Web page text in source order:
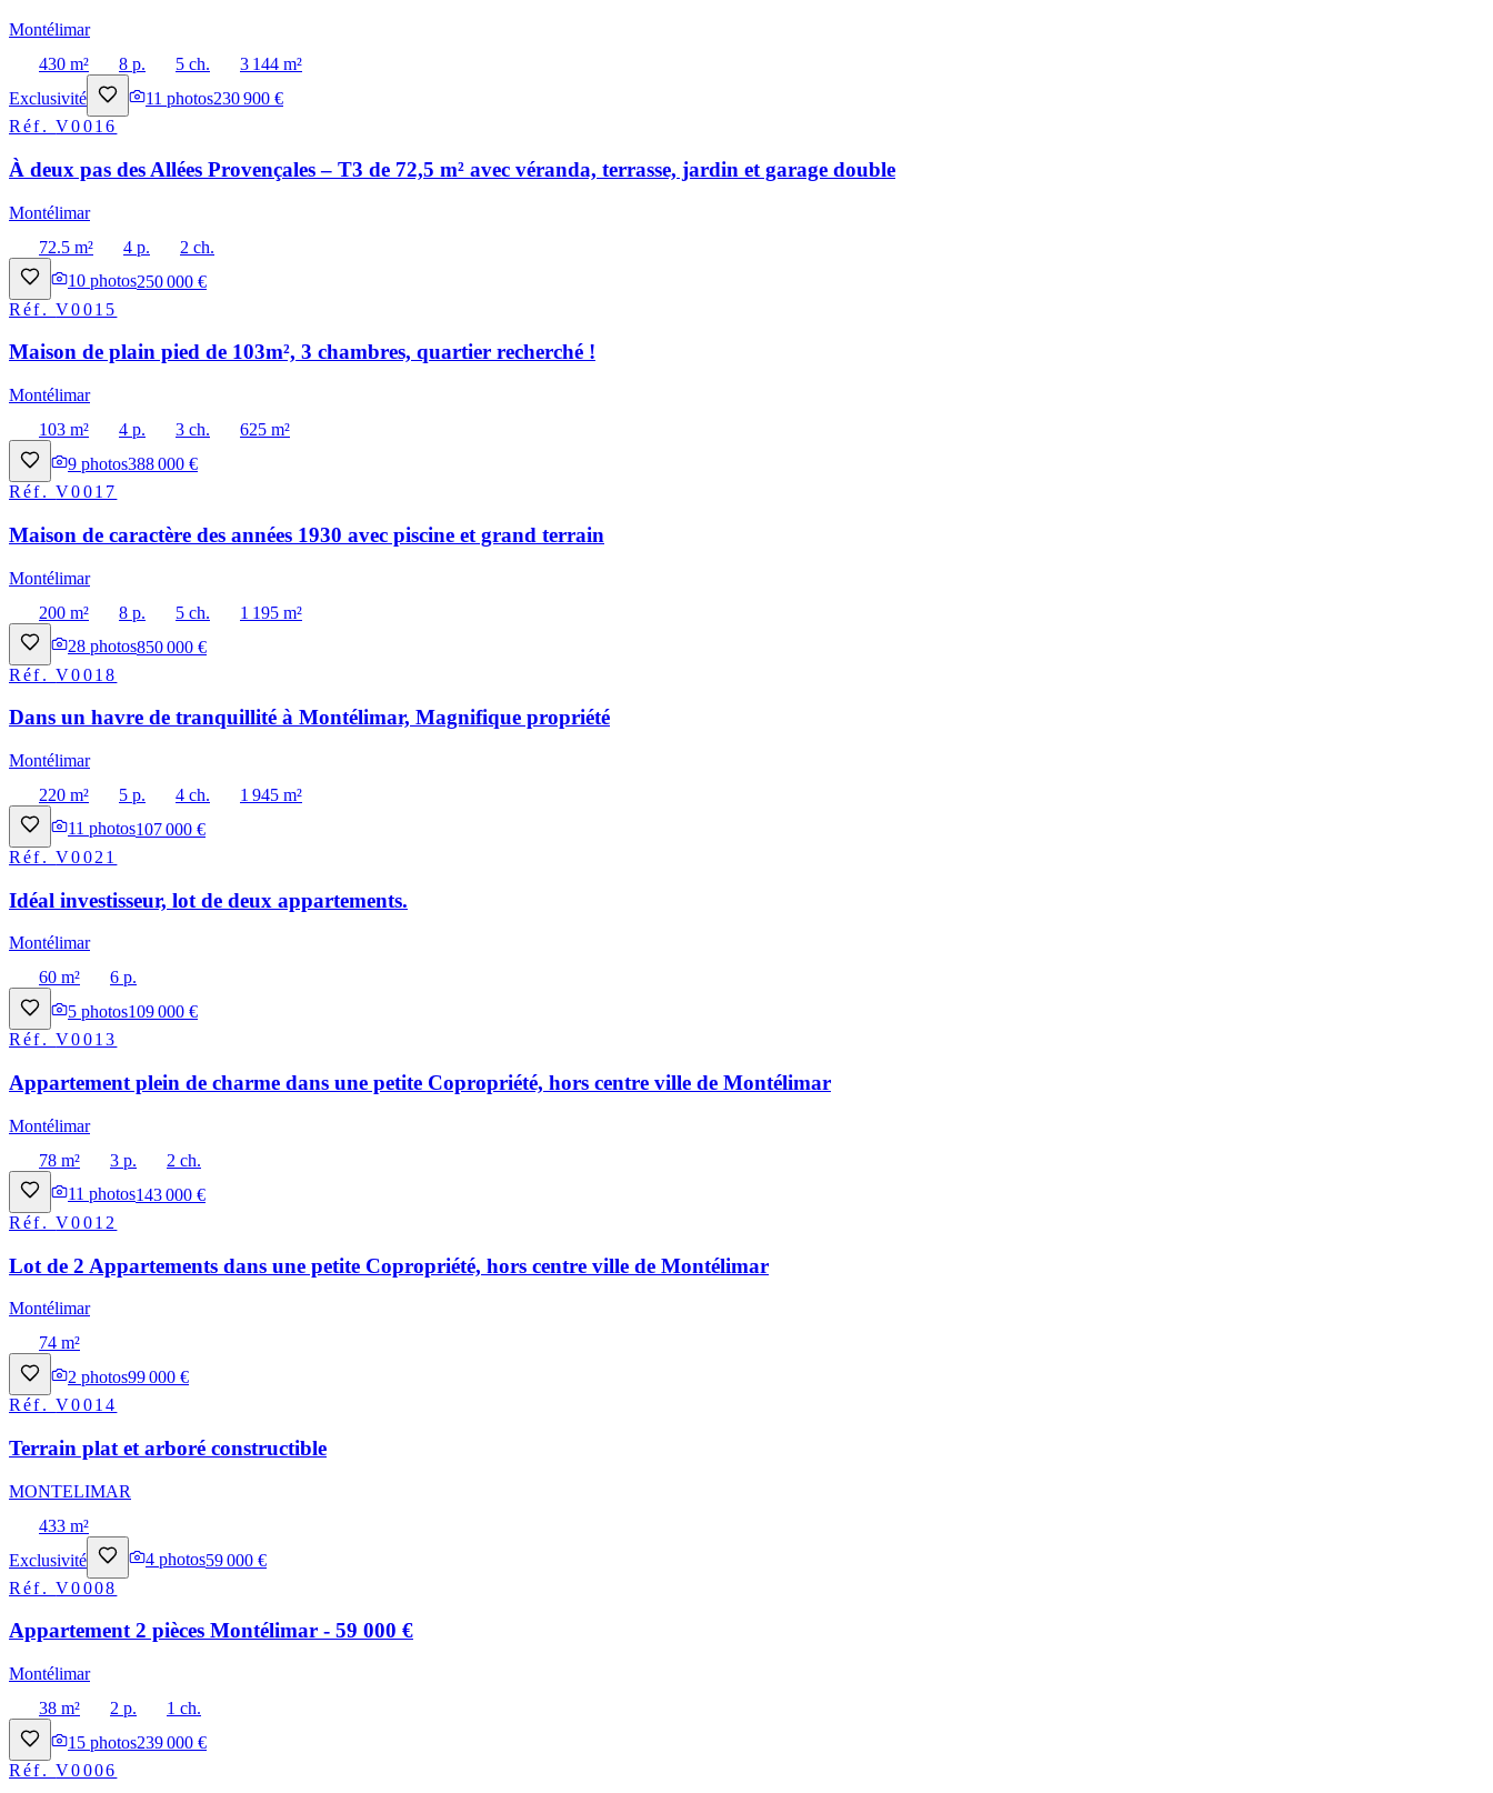
Montélimar
430 m²
8 p. 5 ch.
3 144 m²
Exclusivité
11 photos230 900 €
Réf.V0016
À deux pas des Allées Provençales – T3 de 72,5 m² avec véranda, terrasse, jardin et garage double
Montélimar
72.5 m²
4 p.
2 ch.
10 photos250 000 €
Réf.V0015
Maison de plain pied de 103m², 3 chambres, quartier recherché !
Montélimar
103 m²
4 p. 3 ch.
625 m²
9 photos388 000 €
Réf.V0017
Maison de caractère des années 1930 avec piscine et grand terrain
Montélimar
200 m²
8 p. 5 ch.
1 195 m²
28 photos850 000 €
Réf.V0018
Dans un havre de tranquillité à Montélimar, Magnifique propriété
Montélimar
220 m²
5 p. 4 ch.
1 945 m²
11 photos107 000 €
Réf.V0021
Idéal investisseur, lot de deux appartements.
Montélimar
60 m²
6 p.
5 photos109 000 €
Réf.V0013
Appartement plein de charme dans une petite Copropriété, hors centre ville de Montélimar
Montélimar
78 m²
3 p.
2 ch.
11 photos143 000 €
Réf.V0012
Lot de 2 Appartements dans une petite Copropriété, hors centre ville de Montélimar
Montélimar
74 m²
2 photos99 000 €
Réf.V0014
Terrain plat et arboré constructible
MONTELIMAR
433 m²
Exclusivité
4 photos59 000 €
Réf.V0008
Appartement 2 pièces Montélimar - 59 000 €
Montélimar
38 m²
2 p.
1 ch.
15 photos239 000 €
Réf.V0006